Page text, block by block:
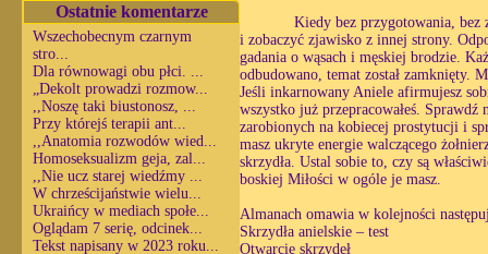
Ostatnie komentarze
Wszechobecnym czarnym
stro...
Dla równowagi obu płci. ...
„Dekolt prowadzi rozmow...
,,Noszę taki biustonosz, ...
Przy którejś terapii ant...
,,Anatomia rozwodów wied...
Homoseksualizm geja, zal...
,,Nie ucz starej wiedźmy ...
W chrześcijaństwie wielu...
Ukraińcy w mediach społe...
Oglądam 7 serię, odcinek...
Tekst napisany w 2023 roku...
Kiedy bez przygotowania, bez
i zobaczyć zjawisko z innej strony.
gadania o wąsach i męskiej brodzie.
odbudowano, temat został zamknięty.
Jeśli inkarnowany Aniele afirmujesz
wszystko już przepracowałeś.
zarobionych na kobiecej prostytucji i
masz ukryte energie walczącego
skrzydła. Ustal sobie to, czy są
boskiej Miłości w ogóle je masz.
Almanach omawia w kolejności
Skrzydła anielskie – test
Otwarcie skrzydeł